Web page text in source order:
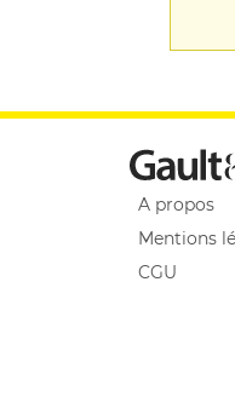
A propos
Mentions
CGU